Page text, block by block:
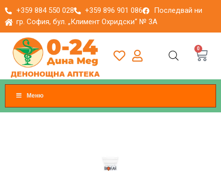
+359 884 550 028 +359 896 901 086
Последвай ни
гр. София, бул. „Климент Охридски“ № 3A
0
Меню